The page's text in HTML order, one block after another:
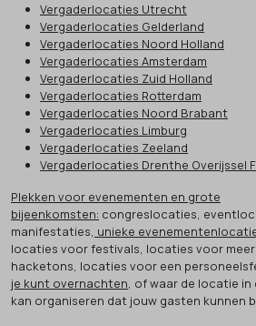
Vergaderlocaties Utrecht
Vergaderlocaties Gelderland
Vergaderlocaties Noord Holland
Vergaderlocaties Amsterdam
Vergaderlocaties Zuid Holland
Vergaderlocaties Rotterdam
Vergaderlocaties Noord Brabant
Vergaderlocaties Limburg
Vergaderlocaties Zeeland
Vergaderlocaties Drenthe Overijssel
Plekken voor evenementen en grote
bijeenkomsten: congreslocaties,
manifestaties, unieke
locaties voor festivals, locaties voor
hacketons, locaties voor een
je kunt overnachten, of waar de locatie
kan organiseren dat jouw gasten kunnen